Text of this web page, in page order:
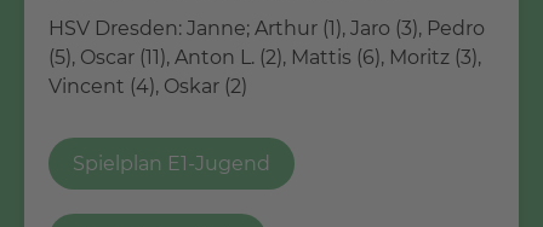
HSV Dresden: Janne; Arthur (1), Jaro (3), Pedro
(5), Oscar (11), Anton L. (2), Mattis (6), Moritz (3),
Vincent (4), Oskar (2)
Spielplan E1-Jugend